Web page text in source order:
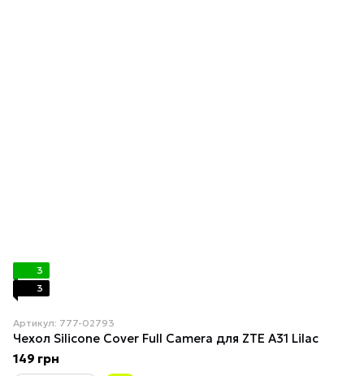
3
3
Артикул: 777-02793
Чехол Silicone Cover Full Camera для ZTE A31 Lilac
149 грн